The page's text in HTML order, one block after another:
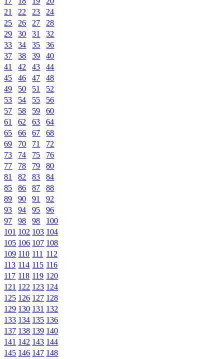
21
22 23
24
25
26 27
28
29
30 31
32
33
34 35
36
37
38 39
40
41
42 43
44
45
46 47
48
49
50 51
52
53
54 55
56
57
58 59
60
61
62 63
64
65
66 67
68
69
70 71
72
73
74 75
76
77
78 79
80
81
82 83
84
85
86 87
88
89
90 91
92
93
94 95
96
97
98 98
100
101 102 103 104
105 106 107 108
109 110 111 112
113 114 115 116
117 118 119 120
121 122 123 124
125 126 127 128
129 130 131 132
133 134 135 136
137 138 139 140
141 142 143 144
145 146 147 148